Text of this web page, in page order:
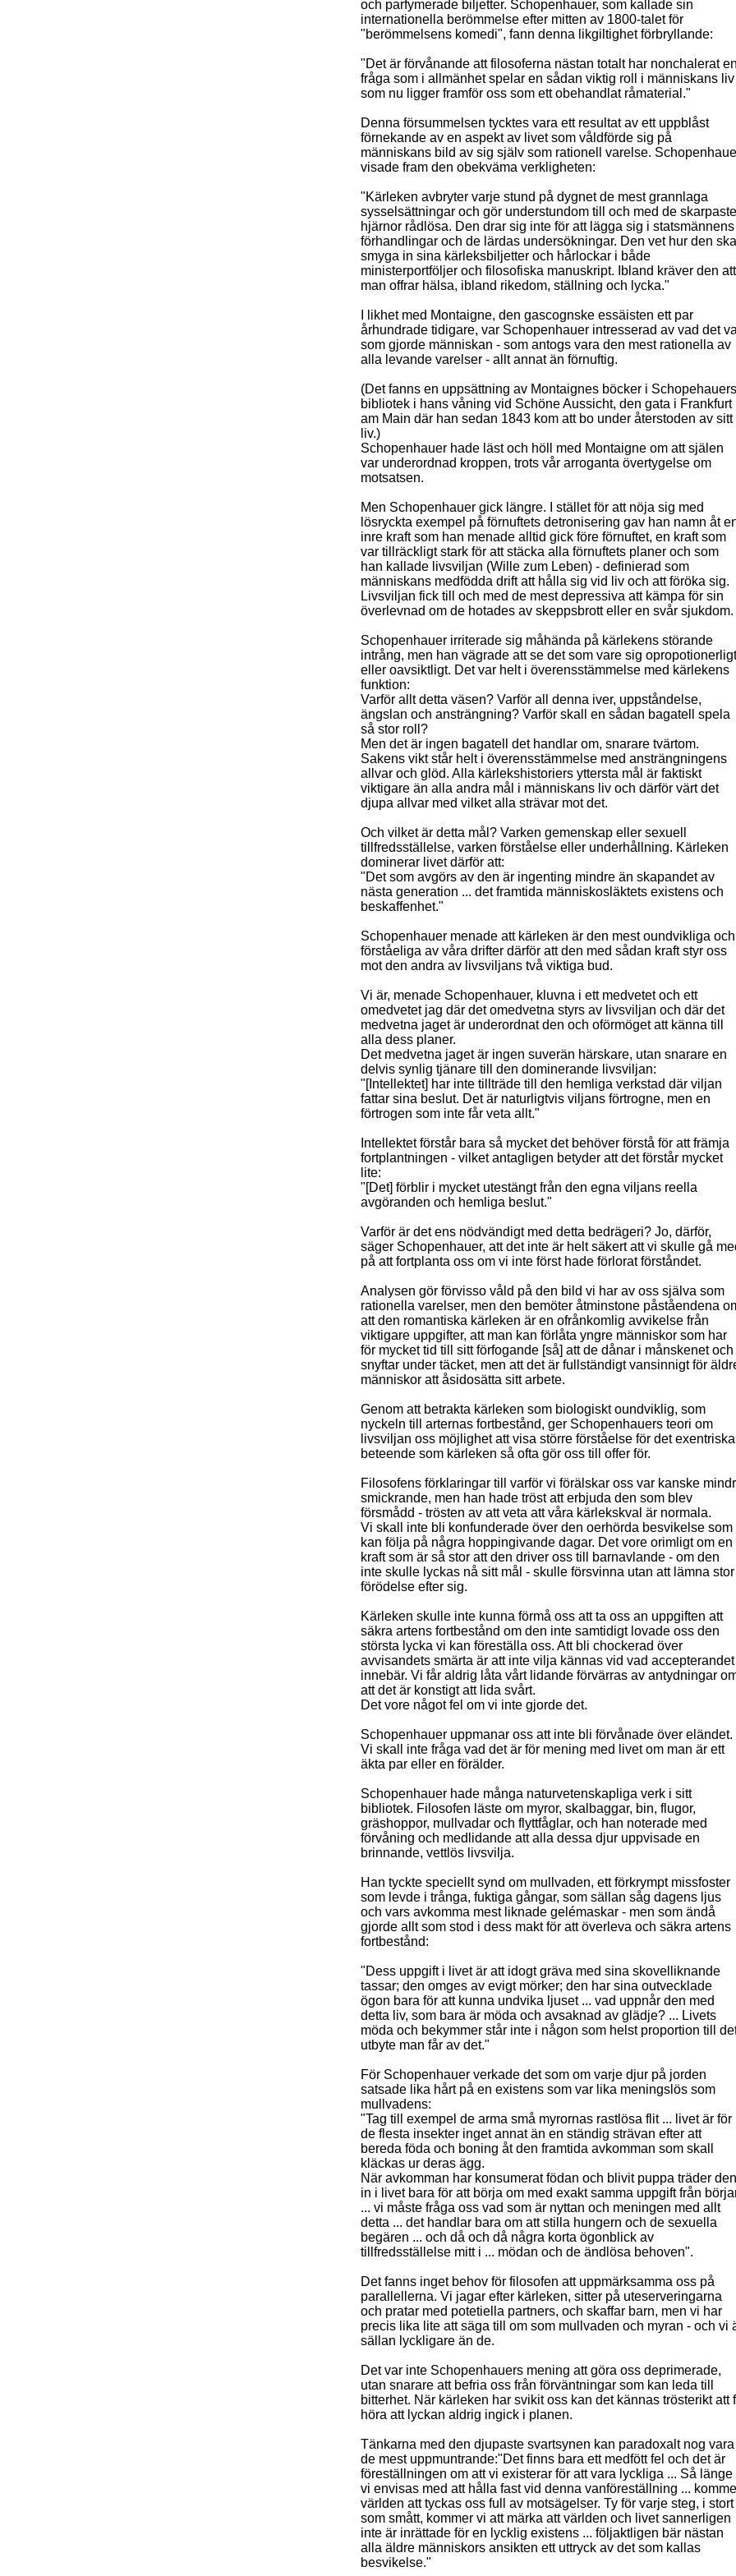
och parfymerade biljetter. Schopenhauer, som kallade sin
internationella berömmelse efter mitten av 1800-talet för
"berömmelsens komedi", fann denna likgiltighet förbryllande:
"Det är förvånande att filosoferna nästan totalt har nonchalerat
fråga som i allmänhet spelar en sådan viktig roll i människans liv
som nu ligger framför oss som ett obehandlat råmaterial."
Denna försummelsen tycktes vara ett resultat av ett uppblåst
förnekande av en aspekt av livet som våldförde sig på
människans bild av sig själv som rationell varelse.
visade fram den obekväma verkligheten:
"Kärleken avbryter varje stund på dygnet de mest grannlaga
sysselsättningar och gör understundom till och med de skarpaste
hjärnor rådlösa. Den drar sig inte för att lägga sig i statsmännens
förhandlingar och de lärdas undersökningar. Den vet hur den
smyga in sina kärleksbiljetter och hårlockar i både
ministerportföljer och filosofiska manuskript. Ibland kräver den att
man offrar hälsa, ibland rikedom, ställning och lycka."
I likhet med Montaigne, den gascognske essäisten ett par
århundrade tidigare, var Schopenhauer intresserad av vad det
som gjorde människan - som antogs vara den mest rationella av
alla levande varelser - allt annat än förnuftig.
(Det fanns en uppsättning av Montaignes böcker i Schopehauers
bibliotek i hans våning vid Schöne Aussicht, den gata i Frankfurt
am Main där han sedan 1843 kom att bo under återstoden av sitt
liv.)
Schopenhauer hade läst och höll med Montaigne om att själen
var underordnad kroppen, trots vår arroganta övertygelse om
motsatsen.
Men Schopenhauer gick längre. I stället för att nöja sig med
lösryckta exempel på förnuftets detronisering gav han namn åt
inre kraft som han menade alltid gick före förnuftet, en kraft som
var tillräckligt stark för attstäcka alla förnuftets planer och som
han kallade livsviljan (Wille zum Leben) - definierad som
människans medfödda drift att hålla sig vid liv och att föröka sig.
Livsviljan fick till och med de mest depressiva att kämpa för sin
överlevnad om de hotades av skeppsbrott eller en svår sjukdom.
Schopenhauer irriterade sig måhända på kärlekens störande
intrång, men han vägrade att se det som vare sig opropotionerligt
eller oavsiktligt. Det var helt i överensstämmelse med kärlekens
funktion:
Varför allt detta väsen? Varför all denna iver, uppståndelse,
ängslan och ansträngning? Varför skall en sådan bagatell spela
så stor roll?
Men det är ingen bagatell det handlar om, snarare tvärtom.
Sakens vikt står helt i överensstämmelse med ansträngningens
allvar och glöd. Alla kärlekshistoriers yttersta mål är faktiskt
viktigare än alla andra mål i människans liv och därför värt det
djupa allvar med vilket alla strävar mot det.
Och vilket är detta mål? Varken gemenskap eller sexuell
tillfredsställelse, varken förståelse eller underhållning. Kärleken
dominerar livet därför att:
"Det som avgörs av den är ingenting mindre än skapandet av
nästa generation ... det framtida människosläktets existens och
beskaffenhet."
Schopenhauer menade att kärleken är den mest oundvikliga och
förståeliga av våra drifter därför att den med sådan kraft styr oss
mot den andra av livsviljans två viktiga bud.
Vi är, menade Schopenhauer, kluvna i ett medvetet och ett
omedvetet jag där det omedvetna styrs av livsviljan och där det
medvetna jaget är underordnat den och oförmöget att känna till
alla dess planer.
Det medvetna jaget är ingen suverän härskare, utan snarare en
delvis synlig tjänare till den dominerande livsviljan:
"[Intellektet] har inte tillträde till den hemliga verkstad där viljan
fattar sina beslut. Det är naturligtvis viljans förtrogne, men en
förtrogen som inte får veta allt."
Intellektet förstår bara så mycket det behöver förstå för att främja
fortplantningen - vilket antagligen betyder att det förstår mycket
lite:
"[Det] förblir i mycket utestängt från den egna viljans reella
avgöranden och hemliga beslut."
Varför är det ens nödvändigt med detta bedrägeri? Jo, därför,
säger Schopenhauer, att det inte är helt säkert att vi skulle gå
på att fortplanta oss om vi inte först hade förlorat förståndet.
Analysen gör förvisso våld på den bild vi har av oss själva som
rationella varelser, men den bemöter åtminstone påståendena
att den romantiska kärleken är en ofrånkomlig avvikelse från
viktigare uppgifter, att man kan förlåta yngre människor som har
för mycket tid till sitt förfogande [så] att de dånar i månskenet och
snyftar under täcket, men att det är fullständigt vansinnigt för
människor att åsidosätta sitt arbete.
Genom att betrakta kärleken som biologiskt oundviklig, som
nyckeln till arternas fortbestånd, ger Schopenhauers teori om
livsviljan oss möjlighet att visa större förståelse för det exentriska
beteende som kärleken så ofta gör oss till offer för.
Filosofens förklaringar till varför vi förälskar oss var kanske
smickrande, men han hade tröst att erbjuda den som blev
försmådd - trösten av att veta att våra kärlekskval är normala.
Vi skall inte bli konfunderade över den oerhörda besvikelse som
kan följa på några hoppingivande dagar. Det vore orimligt om en
kraft som är så stor att den driver oss till barnavlande - om den
inte skulle lyckas nå sitt mål - skulle försvinna utan att lämna stor
förödelse efter sig.
Kärleken skulle inte kunna förmå oss att ta oss an uppgiften att
säkra artens fortbestånd om den inte samtidigt lovade oss den
största lycka vi kan föreställa oss. Att bli chockerad över
avvisandets smärta är att inte vilja kännas vid vad accepterandet
innebär. Vi får aldrig låta vårt lidande förvärras av antydningar
att det är konstigt att lida svårt.
Det vore något fel om vi inte gjorde det.
Schopenhauer uppmanar oss att inte bli förvånade över eländet.
Vi skall inte fråga vad det är för mening med livet om man är ett
äkta par eller en förälder.
Schopenhauer hade många naturvetenskapliga verk i sitt
bibliotek. Filosofen läste om myror, skalbaggar, bin, flugor,
gräshoppor, mullvadar och flyttfåglar, och han noterade med
förvåning och medlidande att alla dessa djur uppvisade en
brinnande, vettlös livsvilja.
Han tyckte speciellt synd om mullvaden, ett förkrympt missfoster
som levde i trånga, fuktiga gångar, som sällan såg dagens ljus
och vars avkomma mest liknade gelémaskar - men som ändå
gjorde allt som stod i dess makt för att överleva och säkra artens
fortbestånd:
"Dess uppgift i livet är att idogt gräva med sina skovelliknande
tassar; den omges av evigt mörker; den har sina outvecklade
ögon bara för att kunna undvika ljuset ... vad uppnår den med
detta liv, som bara är möda och avsaknad av glädje? ... Livets
möda och bekymmer står inte i någon som helst proportion till
utbyte man får av det."
För Schopenhauer verkade det som om varje djur på jorden
satsade lika hårt på en existens som var lika meningslös som
mullvadens:
"Tag till exempel de arma små myrornas rastlösa flit ... livet är för
de flesta insekter inget annat än en ständig strävan efter att
bereda föda och boning åt den framtida avkomman som skall
kläckas ur deras ägg.
När avkomman har konsumerat födan och blivit puppa träder den
in i livet bara för att börja om med exakt samma uppgift från
... vi måste fråga oss vad som är nyttan och meningen med allt
detta ... det handlar bara om att stilla hungern och de sexuella
begären ... och då och då några korta ögonblick av
tillfredsställelse mitt i ... mödan och de ändlösa behoven".
Det fanns inget behov för filosofen att uppmärksamma oss på
parallellerna. Vi jagar efter kärleken, sitter på uteserveringarna
och pratar med potetiella partners, och skaffar barn, men vi har
precis lika lite att säga till om som mullvaden och myran - och vi
sällan lyckligare än de.
Det var inte Schopenhauers mening att göra oss deprimerade,
utan snarare att befria oss från förväntningar som kan leda till
bitterhet. När kärleken har svikit oss kan det kännas trösterikt att
höra att lyckan aldrig ingick i planen.
Tänkarna med den djupaste svartsynen kan paradoxalt nog vara
de mest uppmuntrande:"Det finns bara ett medfött fel och det är
föreställningen om att vi existerar för att vara lyckliga ... Så länge
vi envisas med att hålla fast vid denna vanföreställning ...
världen att tyckas oss full av motsägelser. Ty för varje steg, i stort
som smått, kommer vi att märka att världen och livet sannerligen
inte är inrättade för en lycklig existens ... följaktligen bär nästan
alla äldre människors ansikten ett uttryck av det som kallas
besvikelse."